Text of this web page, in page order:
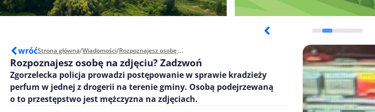
wróćStrona główna/Wiadomości/ Rozpoznajesz osobę na zdjęciu? Zadzwoń
Rozpoznajesz osobę na zdjęciu? Zadzwoń
Zgorzelecka policja prowadzi postępowanie w sprawie kradzieży
perfum w jednej z drogerii na terenie gminy. Osobą podejrzewaną
o to przestępstwo jest mężczyzna na zdjęciach.